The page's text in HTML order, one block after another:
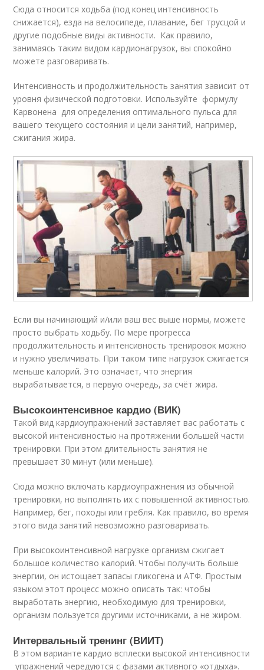
Сюда относится ходьба (под конец интенсивность
снижается), езда на велосипеде, плавание, бег трусцой и
другие подобные виды активности. Как правило,
занимаясь таким видом кардионагрузок, вы спокойно
можете разговаривать.
Интенсивность и продолжительность занятия зависит от
уровня физической подготовки. Используйте формулу
Карвонена для определения оптимального пульса для
вашего текущего состояния и цели занятий, например,
сжигания жира.
Если вы начинающий и/или ваш вес выше нормы, можете
просто выбрать ходьбу. По мере прогресса
продолжительность и интенсивность тренировок можно
и нужно увеличивать. При таком типе нагрузок сжигается
меньше калорий. Это означает, что энергия
вырабатывается, в первую очередь, за счёт жира.
Высокоинтенсивное кардио (ВИК)
Такой вид кардиоупражнений заставляет вас работать с
высокой интенсивностью на протяжении большей части
тренировки. При этом длительность занятия не
превышает 30 минут (или меньше).
Сюда можно включать кардиоупражнения из обычной
тренировки, но выполнять их с повышенной активностью.
Например, бег, походы или гребля. Как правило, во время
этого вида занятий невозможно разговаривать.
При высокоинтенсивной нагрузке организм сжигает
большое количество калорий. Чтобы получить больше
энергии, он истощает запасы гликогена и АТФ. Простым
языком этот процесс можно описать так: чтобы
выработать энергию, необходимую для тренировки,
организм пользуется другими источниками, а не жиром.
Интервальный тренинг (ВИИТ)
В этом варианте кардио всплески высокой интенсивности
упражнений чередуются с фазами активного «отдыха».